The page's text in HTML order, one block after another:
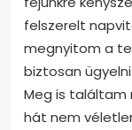
felszerelt
megnyitom a
biztosan
Meg is találtam
hát nem